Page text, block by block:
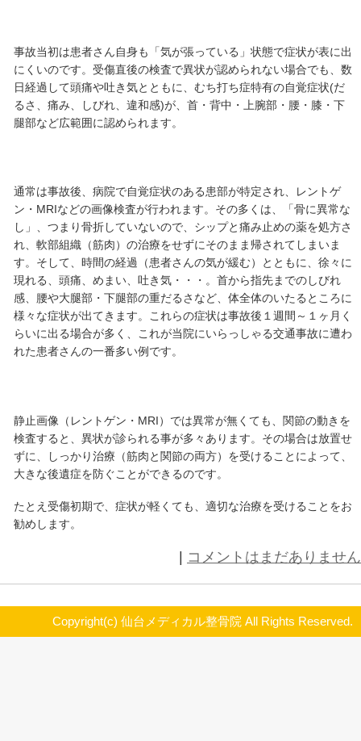
交通事故に遭われた患者さんの中で、高い確
ものに「むち打ち症」（頚部捻挫）がありま
事故での外力の大小により、後遺症の発症時
ります。
事故当初は患者さん自身も「気が張っている
にくいのです。受傷直後の検査で異状が認め
日経過して頭痛や吐き気とともに、むち打ち
るさ、痛み、しびれ、違和感)が、首・背中・
腿部など広範囲に認められます。
通常は事故後、病院で自覚症状のある患部が
ン・MRIなどの画像検査が行われます。その
し」、つまり骨折していないので、シップと
れ、軟部組織（筋肉）の治療をせずにそのま
現れる、頭痛、めまい、吐き気・・・。首か
感、腰や大腿部・下腿部の重だるさなど、体
様々な症状が出てきます。これらの症状は事
らいに出る場合が多く、これが当院にいらっ